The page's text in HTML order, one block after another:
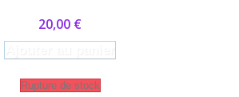
20,00 €
Rupture de stock